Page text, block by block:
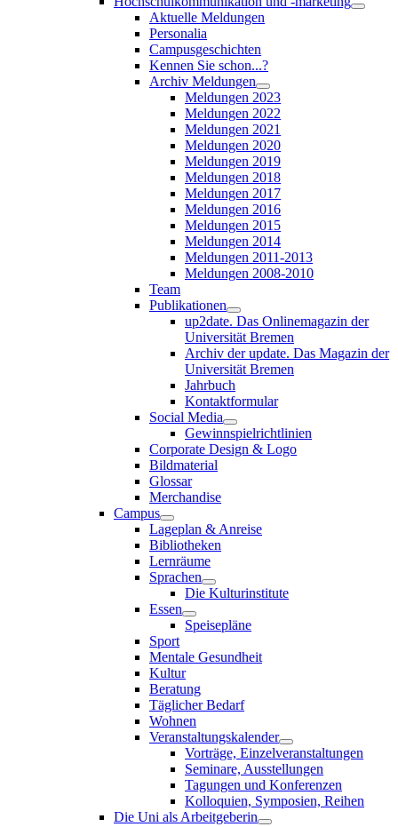
Aktuelle Meldungen
Personalia
Campusgeschichten
Kennen Sie schon...?
Archiv Meldungen
Meldungen 2023
Meldungen 2022
Meldungen 2021
Meldungen 2020
Meldungen 2019
Meldungen 2018
Meldungen 2017
Meldungen 2016
Meldungen 2015
Meldungen 2014
Meldungen 2011-2013
Meldungen 2008-2010
Team
Publikationen
up2date. Das Onlinemagazin der
Universität Bremen
Archiv der update. Das Magazin der
Universität Bremen
Jahrbuch
Kontaktformular
Social Media
Gewinnspielrichtlinien
Corporate Design & Logo
Bildmaterial
Glossar
Merchandise
Campus
Lageplan & Anreise
Bibliotheken
Lernräume
Sprachen
Die Kulturinstitute
Essen
Speisepläne
Sport
Mentale Gesundheit
Kultur
Beratung
Täglicher Bedarf
Wohnen
Veranstaltungskalender
Vorträge, Einzelveranstaltungen
Seminare, Ausstellungen
Tagungen und Konferenzen
Kolloquien, Symposien, Reihen
Die Uni als Arbeitgeberin